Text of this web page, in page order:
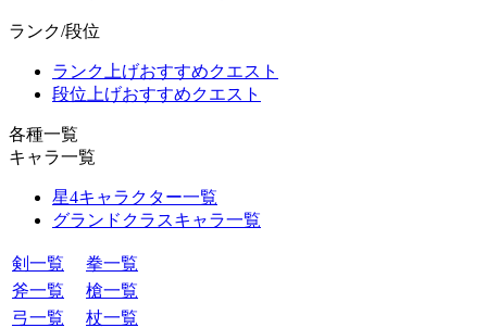
ランク/段位
ランク上げおすすめクエスト
段位上げおすすめクエスト
各種一覧
キャラ一覧
星4キャラクター一覧
グランドクラスキャラ一覧
剣一覧
拳一覧
斧一覧
槍一覧
弓一覧
杖一覧